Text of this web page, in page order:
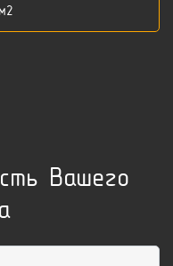
м2
Вашего